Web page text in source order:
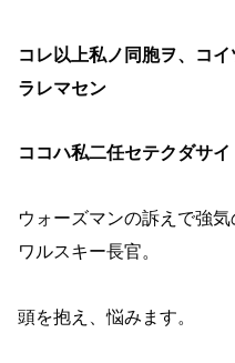
コレ以上私ノ同胞ヲ、コ
ラレマセン
ココハ私二任セテクダサイ
ウォーズマンの訴えで強
ワルスキー長官。
頭を抱え、悩みます。